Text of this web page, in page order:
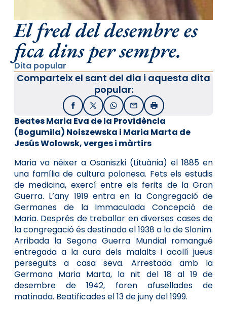
El fred del desembre es
fica dins per sempre.
Dita popular
Comparteix el sant del dia i aquesta dita
popular:
FacebookX / TwitterWhatsApp
EmailImprimir
Beates Maria Eva de la Providència
(Bogumila) Noiszewska i Maria Marta de
Jesús Wolowsk, verges i màrtirs
Maria va néixer a Osaniszki (Lituània) el 1885 en
una família de cultura polonesa. Fets els estudis
de medicina, exercí entre els ferits de la Gran
Guerra. L’any 1919 entra en la Congregació de
Germanes de la Immaculada Concepció de
Maria. Després de treballar en diverses cases de
la congregació és destinada el 1938 a la de Slonim.
Arribada la Segona Guerra Mundial romangué
entregada a la cura dels malalts i acollí jueus
perseguits a casa seva. Arrestada amb la
Germana Maria Marta, la nit del 18 al 19 de
desembre de 1942, foren afusellades de
matinada. Beatificades el 13 de juny del 1999.